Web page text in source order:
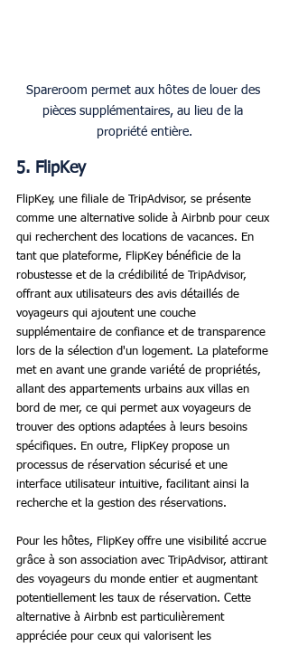
Spareroom permet aux hôtes de louer des
pièces supplémentaires, au lieu de la
propriété entière.
5. FlipKey
FlipKey, une filiale de TripAdvisor, se présente
comme une alternative solide à Airbnb pour ceux
qui recherchent des locations de vacances. En
tant que plateforme, FlipKey bénéficie de la
robustesse et de la crédibilité de TripAdvisor,
offrant aux utilisateurs des avis détaillés de
voyageurs qui ajoutent une couche
supplémentaire de confiance et de transparence
lors de la sélection d'un logement. La plateforme
met en avant une grande variété de propriétés,
allant des appartements urbains aux villas en
bord de mer, ce qui permet aux voyageurs de
trouver des options adaptées à leurs besoins
spécifiques. En outre, FlipKey propose un
processus de réservation sécurisé et une
interface utilisateur intuitive, facilitant ainsi la
recherche et la gestion des réservations.
Pour les hôtes, FlipKey offre une visibilité accrue
grâce à son association avec TripAdvisor, attirant
des voyageurs du monde entier et augmentant
potentiellement les taux de réservation. Cette
alternative à Airbnb est particulièrement
appréciée pour ceux qui valorisent les